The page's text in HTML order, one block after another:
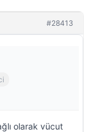
#28413
olarak vücut